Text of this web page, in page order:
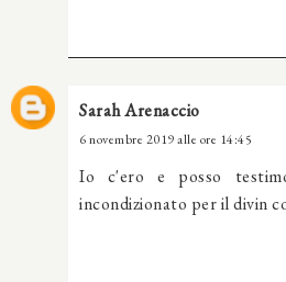
Sarah Arenaccio
6 novembre 2019 alle ore 14:45
Io c'ero e posso
incondizionato per il divin